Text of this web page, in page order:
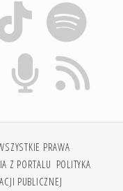
PRAWA
Z PORTALU POLITYKA
PUBLICZNEJ